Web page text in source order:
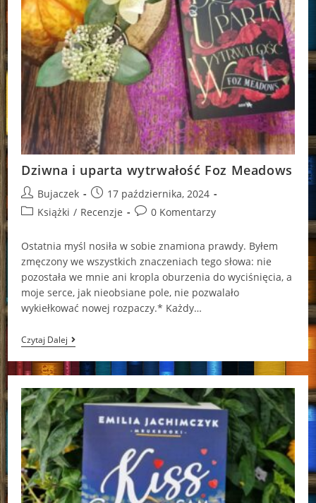
Dziwna i uparta wytrwałość Foz Meadows
Post
author:
Bujaczek
Post
published:
17 października, 2024
PostKsiążki / Recenzje
Post0 Komentarzy
Ostatnia myśl nosiła w sobie znamiona prawdy. Byłem
zmęczony we wszystkich znaczeniach tego słowa: nie
pozostała we mnie ani kropla oburzenia do wyciśnięcia, a
moje serce, jak nieobsiane pole, nie pozwalało
wykiełkować nowej rozpaczy.* Każdy…
Czytaj DalejDziwna
I
Uparta
Wytrwałość
Meadows